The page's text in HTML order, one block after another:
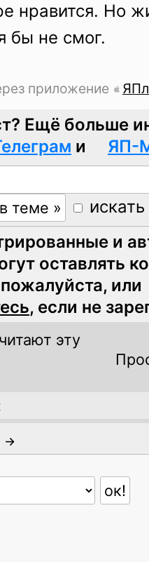
нравится. Но
бы не смог.
приложение
Ещё больше
и ЯП-
и
оставлять
или
, если не
эту
→